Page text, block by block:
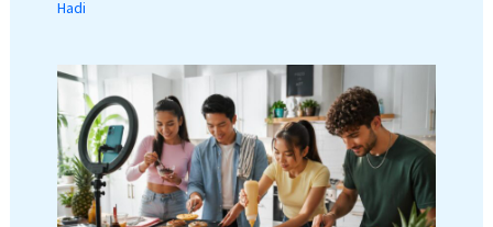
Hadi